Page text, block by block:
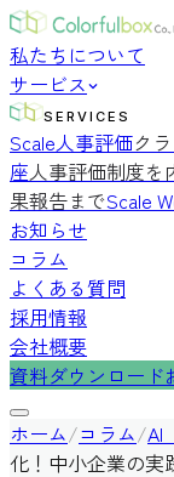
私たちについて
サービス
SERVICES
Scale人事評価ク
座人事評価制度を
果報告までScale
お知らせ
コラム
よくある質問
採用情報
会社概要
資料ダウンロード
ホーム/コラム/AI
化！中小企業の実